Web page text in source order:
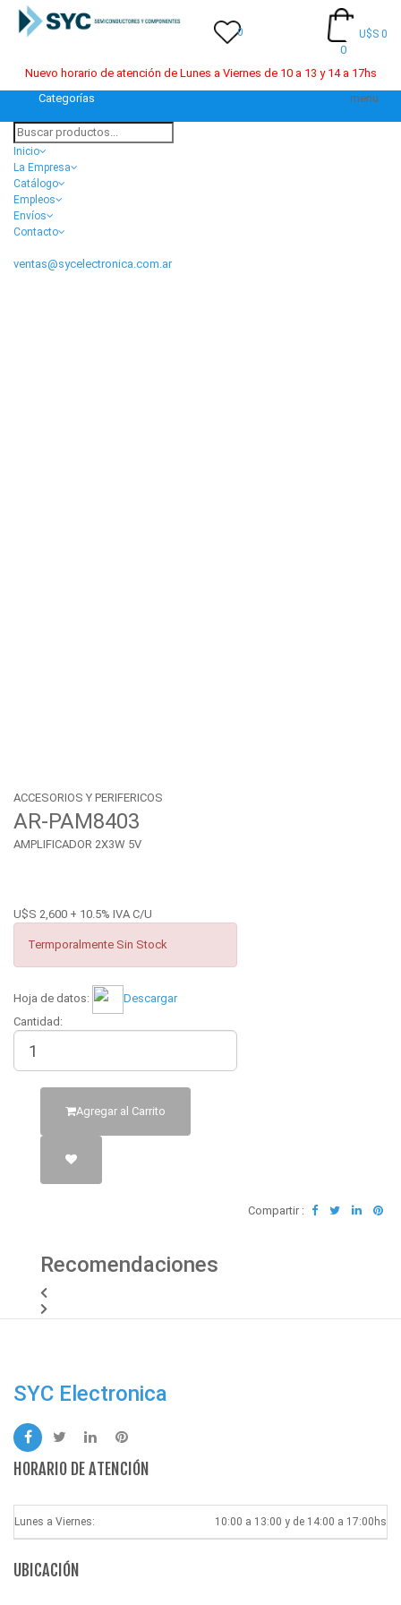
0
0
U$S 0
Nuevo horario de atención de Lunes a Viernes de 10 a 13 y 14 a 17hs
Categorías
menu
Inicio
La Empresa
Catálogo
Empleos
Envíos
Contacto
ventas@sycelectronica.com.ar
ACCESORIOS Y PERIFERICOS
AR-PAM8403
AMPLIFICADOR 2X3W 5V
U$S 2,600 + 10.5% IVA C/U
Termporalmente Sin Stock
Hoja de datos:
Descargar
Cantidad:
Agregar al Carrito
Compartir :
Recomendaciones
SYC Electronica
HORARIO DE ATENCIÓN
Lunes a Viernes: 10:00 a 13:00 y de 14:00 a 17:00hs
UBICACIÓN